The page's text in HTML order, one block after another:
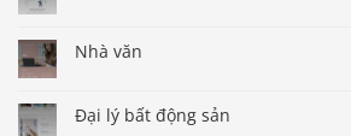
Nhà văn
Đại lý bất động sản